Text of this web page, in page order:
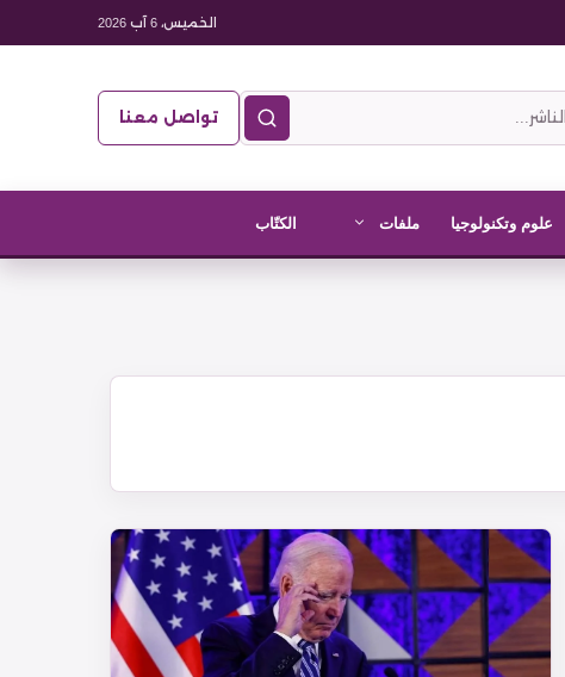
الخميس، 6 آب 2026
تواصل معنا
علوم وتكنولوجيا ملفات الكتّاب